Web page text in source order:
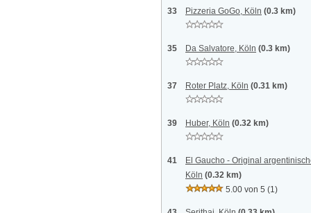
33 Pizzeria GoGo, Köln (0.3 km)
35 Da Salvatore, Köln (0.3 km)
37 Roter Platz, Köln (0.31 km)
39 Huber, Köln (0.32 km)
41
El Gaucho - Original
Köln (0.32 km)
5.00 von 5 (1)